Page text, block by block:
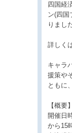
四国経
ン(四国
りまし
詳しく
キャラ
援策や
ともに
【概要】
開催日
から15